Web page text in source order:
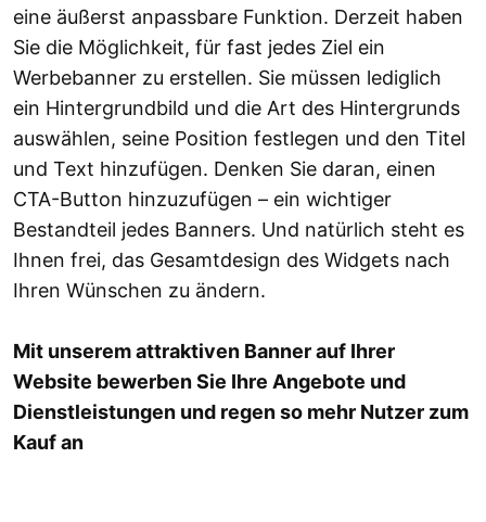
eine äußerst anpassbare Funktion. Derzeit haben
Sie die Möglichkeit, für fast jedes Ziel ein
Werbebanner zu erstellen. Sie müssen lediglich
ein Hintergrundbild und die Art des Hintergrunds
auswählen, seine Position festlegen und den Titel
und Text hinzufügen. Denken Sie daran, einen
CTA-Button hinzuzufügen – ein wichtiger
Bestandteil jedes Banners. Und natürlich steht es
Ihnen frei, das Gesamtdesign des Widgets nach
Ihren Wünschen zu ändern.
Mit unserem attraktiven Banner auf Ihrer
Website bewerben Sie Ihre Angebote und
Dienstleistungen und regen so mehr Nutzer zum
Kauf an